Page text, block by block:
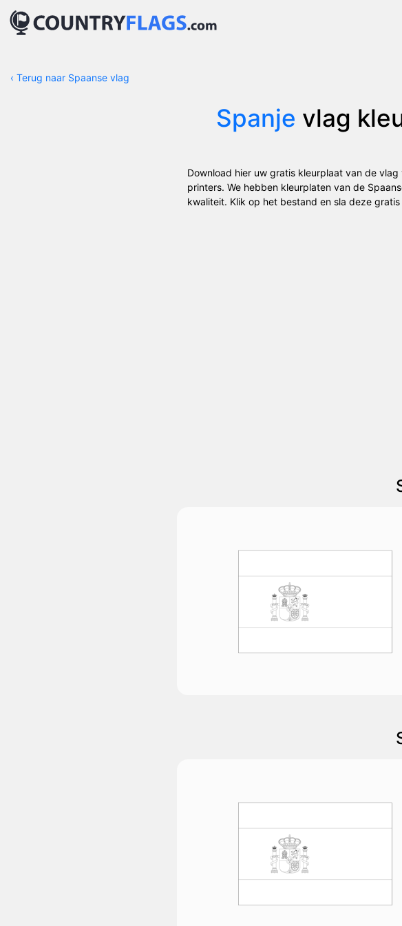
‹ Terug naar Spaanse vlag
Spanje vlag
Download hier uw gratis kleurplaat van de
printers. We hebben kleurplaten van de
kwaliteit. Klik op het bestand en sla deze gratis